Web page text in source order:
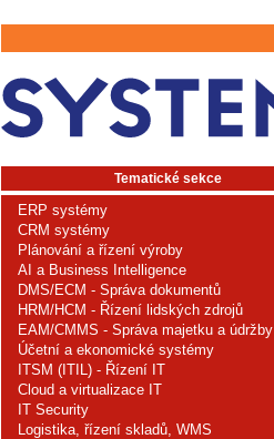
Tematické sekce
ERP systémy
CRM systémy
Plánování a řízení výroby
AI a Business Intelligence
DMS/ECM - Správa dokumentů
HRM/HCM - Řízení lidských zdrojů
EAM/CMMS - Správa majetku a údržby
Účetní a ekonomické systémy
ITSM (ITIL) - Řízení IT
Cloud a virtualizace IT
IT Security
Logistika, řízení skladů, WMS